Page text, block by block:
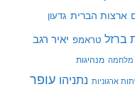
ארצות הברית גדעון
ברזל טראמפ יאיר רגב
מלחמה מנהיגות
ארגוניות נתניהו עופר